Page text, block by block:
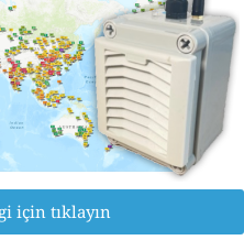
için tıklayın